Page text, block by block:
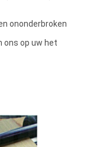
ononderbroken
ons op uw het